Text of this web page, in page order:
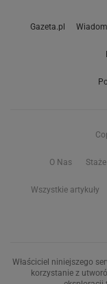
Gazeta.pl
O Nas
Wszystkie artykuły
Właściciel niniejszego
korzystanie z